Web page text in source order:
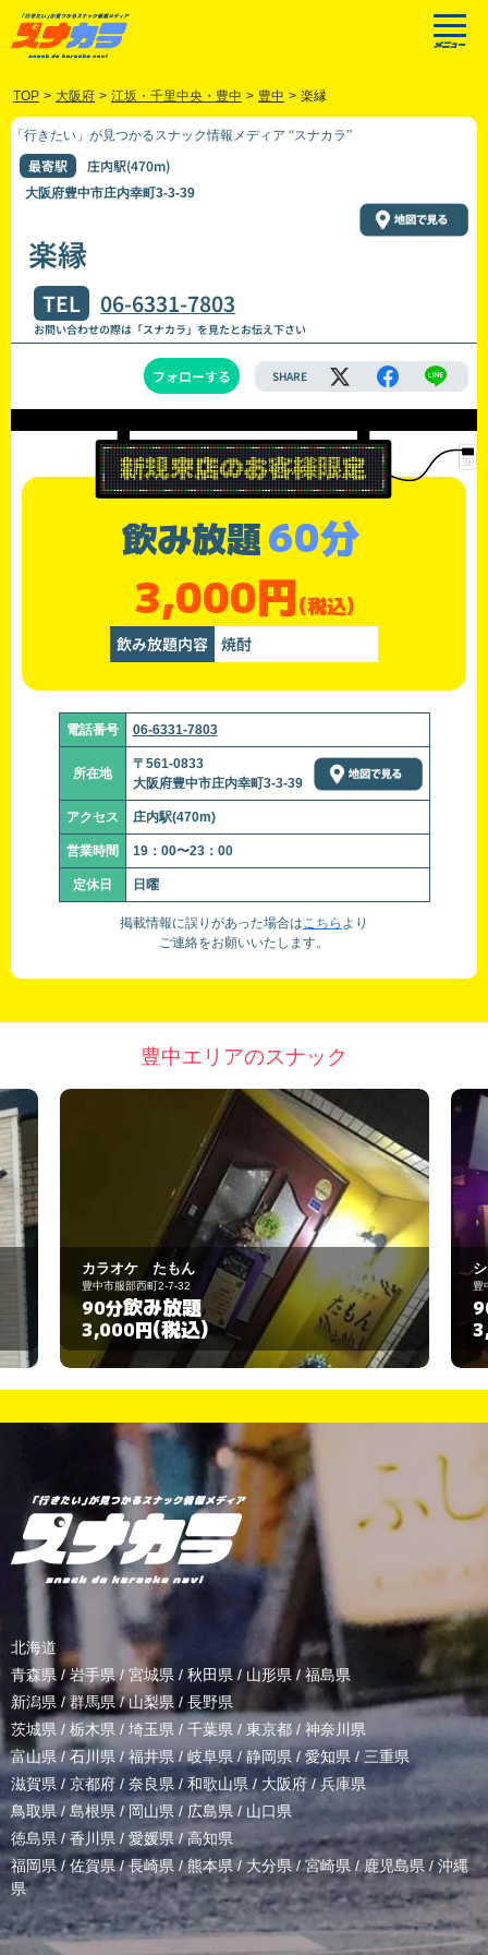
TOP > 大阪府 > 江坂・千里中央・豊中 > 豊中 > 楽縁
「行きたい」が見つかるスナック情報メディア “スナカラ”
最寄駅 庄内駅(470m)
大阪府豊中市庄内幸町3-3-39
楽縁
TEL 06-6331-7803
お問い合わせの際は「スナカラ」を見たとお伝え下さい
フォローする SHARE
飲み放題60分
3,000円(税込)
飲み放題内容 焼酎
電話番号 06-6331-7803
所在地
〒561-0833
大阪府豊中市庄内幸町3-3-39
アクセス 庄内駅(470m)
営業時間 19：00〜23：00
定休日 日曜
掲載情報に誤りがあった場合はこちら より
ご連絡をお願いいたします。
豊中エリアのスナック
シーシャバーアイビス豊中店
豊中市本町3-13-4
90分飲み放題
3,000円(税込)
北海道
青森県 / 岩手県/ 宮城県 / 秋田県 / 山形県/ 福島県
新潟県 /群馬県/山梨県 / 長野県
茨城県 / 栃木県 / 埼玉県 / 千葉県 / 東京都 / 神奈川県
富山県 /石川県/福井県/岐阜県 / 静岡県 / 愛知県 / 三重県
滋賀県 / 京都府 / 奈良県 / 和歌山県/ 大阪府 /兵庫県
鳥取県/ 島根県 /岡山県/ 広島県 / 山口県
徳島県 /香川県 / 愛媛県/高知県
福岡県/佐賀県/長崎県 /熊本県/ 大分県/宮崎県 /鹿児島県 / 沖縄
県